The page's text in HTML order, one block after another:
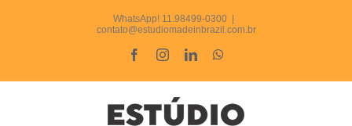
WhatsApp! 11.98499-0300
contato@estudiomadeinbrazil.com.br
FacebookInstagramLinkedIn